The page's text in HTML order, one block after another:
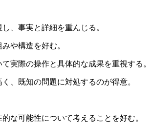
、事実と詳細を重んじる。
や構造を好む。
実際の操作と具体的な成果を重視する。
、既知の問題に対処するのが得意。
な可能性について考えることを好む。